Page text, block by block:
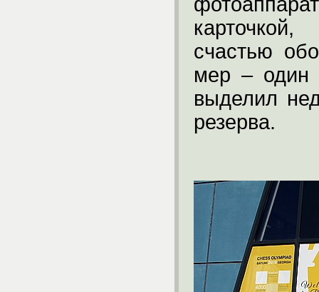
счастью
мер – один
выделил
резерва.